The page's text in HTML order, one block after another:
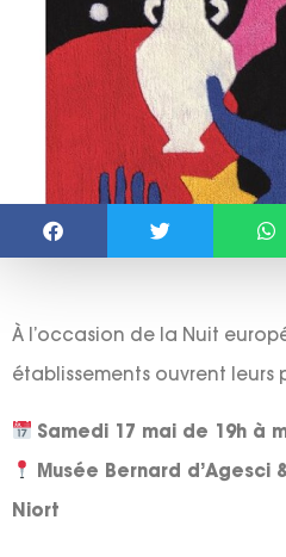
À l’occasion de la Nuit
établissements ouvrent leurs
Samedi 17 mai de 19h à
Musée Bernard d’Agesci
Niort